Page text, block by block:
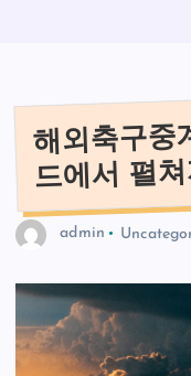
해외축구중
드에서 펼
admin